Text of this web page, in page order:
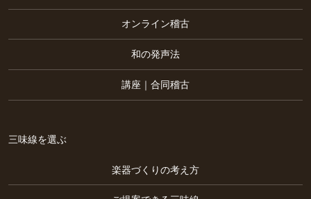
オンライン稽古
和の発声法
講座｜合同稽古
三味線を選ぶ
楽器づくりの考え方